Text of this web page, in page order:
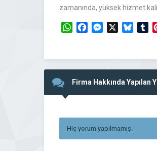
zamanında, yüksek hizmet
WhatsAppFacebookMessenger
Firma Hakkında Yapılan
Hiç yorum yapılmamış.